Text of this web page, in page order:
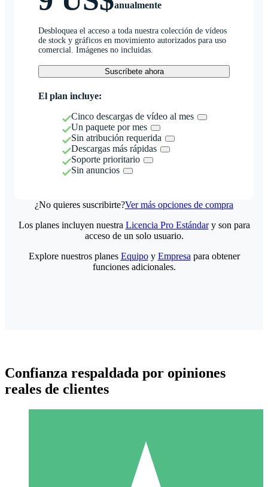
anualmente
Desbloquea el acceso a toda nuestra colección de vídeos
de stock y gráficos en movimiento autorizados para uso
comercial. Imágenes no incluidas.
Suscríbete ahora
El plan incluye:
Cinco descargas de vídeo al mes
Un paquete por mes
Sin atribución requerida
Descargas más rápidas
Soporte prioritario
Sin anuncios
¿No quieres suscribirte?Ver más opciones de compra
Paquetes de Créditos Individuales
Los planes incluyen nuestra Licencia Pro Estándary son para
acceso de un solo usuario.
Explore nuestros planes Equipoy Empresa para obtener
funciones adicionales.
Confianza respaldada por opiniones
reales de clientes